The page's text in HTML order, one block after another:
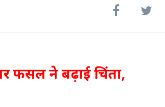
फसल ने बढ़ाई चिंता,